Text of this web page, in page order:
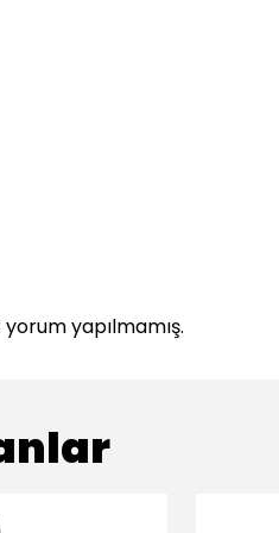
yapılmamış.